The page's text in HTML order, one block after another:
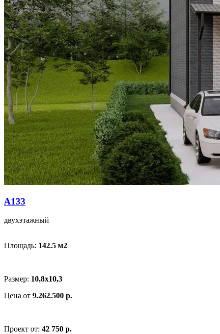
A133
двухэтажный
Площадь: 142.5 м2
Размер: 10,8x10,3
Цена от 9.262.500 р.
Проект от: 42 750 р.